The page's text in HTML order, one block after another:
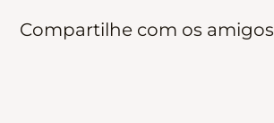
Compartilhe com os amigos